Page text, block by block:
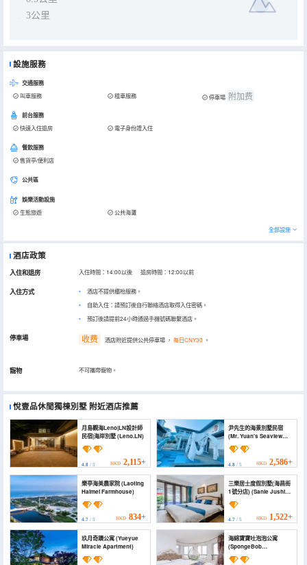
3公里
設施服務
交通服務
叫車服務 租車服務 停車場 附加费
前台服務
快速入住退房 電子身份證入住
餐飲服務
售貨亭/便利店
公共區
娛樂活動設施
生態旅遊 公共海灘
全部設施
酒店政策
入住和退房 入住時間：14:00以後 退房時間：12:00以前
入住方式
酒店不提供櫃枱服務。
自助入住：請預訂後自行聯絡酒店取得入住密碼。
預訂後請提前24小時通過手機號碼聯繫酒店。
停車場 收费 酒店附近提供公共停車場 ， 每日CNY30 。
寵物 不可攜帶寵物。
悅壹品休閒獨棟別墅 附近酒店推薦
月島觀海Leno|LN設計師
民宿|海岸別墅 (Leno.LN)
4.8 / 5 HKD 2,115+
尹先生的海景別墅民宿
(Mr. Yuan's Seaview
Villa Homestay)
4.8/ 5 HKD 2,586+
樂亭海美農家院 (Laoting
Haimei Farmhouse)
4.7 / 5 HKD 834+
三樂居士度假別墅(海昌街
1號分店) (Sanle Jushi
Villa (Haichang Street
No. 1))
4.7/ 5 HKD 1,522+
玖月奇蹟公寓 (Yueyue
Miracle Apartment)
海綿寶寶吐泡泡公寓
(SpongeBob
SquarePants
Apartment)